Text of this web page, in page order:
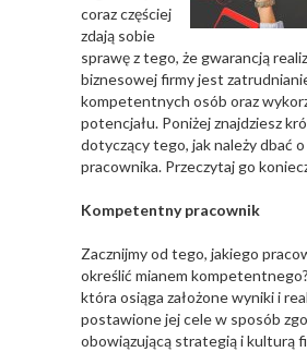
coraz częściej
zdają sobie
sprawę z tego, że gwarancją
biznesowej firmy jest
kompetentnych osób oraz
potencjału. Poniżej znajdziesz
dotyczący tego, jak należy dbać
pracownika. Przeczytaj go
Kompetentny pracownik
Zacznijmy od tego, jakiego
określić mianem
która osiąga założone wyniki i
postawione jej cele w sposób
obowiązującą strategią i kulturą